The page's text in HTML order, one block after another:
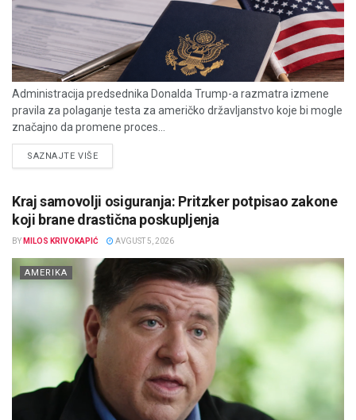
Administracija predsednika Donalda Trump-a razmatra izmene
pravila za polaganje testa za američko državljanstvo koje bi mogle
značajno da promene proces...
SAZNAJTE VIŠEDETAILS
Kraj samovolji osiguranja: Pritzker potpisao zakone
koji brane drastična poskupljenja
BY MILOS KRIVOKAPIĆ AVGUST 5, 2026
AMERIKA